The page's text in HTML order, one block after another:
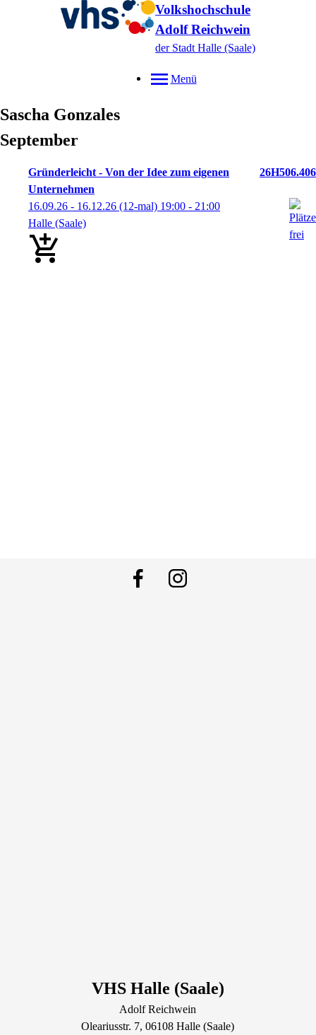
Volkshochschule
Adolf Reichwein
der Stadt Halle (Saale)
Menü
Sascha Gonzales
September
Gründerleicht - Von der Idee zum eigenen
Unternehmen
26H506.406
16.09.26 - 16.12.26 (12-mal) 19:00 - 21:00
Halle (Saale)
VHS Halle (Saale)
Adolf Reichwein
Oleariusstr. 7, 06108Halle (Saale)